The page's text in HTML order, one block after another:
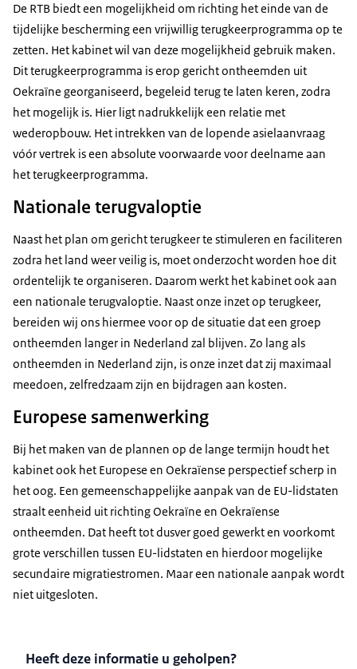
De RTB biedt een mogelijkheid om richting het einde van de
tijdelijke bescherming een vrijwillig terugkeerprogramma op te
zetten. Het kabinet wil van deze mogelijkheid gebruik maken.
Dit terugkeerprogramma is erop gericht ontheemden uit
Oekraïne georganiseerd, begeleid terug te laten keren, zodra
het mogelijk is. Hier ligt nadrukkelijk een relatie met
wederopbouw. Het intrekken van de lopende asielaanvraag
vóór vertrek is een absolute voorwaarde voor deelname aan
het terugkeerprogramma.
Nationale terugvaloptie
Naast het plan om gericht terugkeer te stimuleren en faciliteren
zodra het land weer veilig is, moet onderzocht worden hoe dit
ordentelijk te organiseren. Daarom werkt het kabinet ook aan
een nationale terugvaloptie. Naast onze inzet op terugkeer,
bereiden wij ons hiermee voor op de situatie dat een groep
ontheemden langer in Nederland zal blijven. Zo lang als
ontheemden in Nederland zijn, is onze inzet dat zij maximaal
meedoen, zelfredzaam zijn en bijdragen aan kosten.
Europese samenwerking
Bij het maken van de plannen op de lange termijn houdt het
kabinet ook het Europese en Oekraïense perspectief scherp in
het oog. Een gemeenschappelijke aanpak van de EU-lidstaten
straalt eenheid uit richting Oekraïne en Oekraïense
ontheemden. Dat heeft tot dusver goed gewerkt en voorkomt
grote verschillen tussen EU-lidstaten en hierdoor mogelijke
secundaire migratiestromen. Maar een nationale aanpak wordt
niet uitgesloten.
Heeft deze informatie u geholpen?